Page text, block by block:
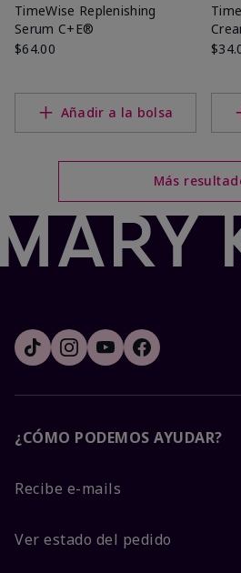
TimeWise Replenishing
Serum C+E®
$64.00
Añadir a la bolsa
Más
¿CÓMO PODEMOS AYUDAR?
Recibe e-mails
Ver estado del pedido